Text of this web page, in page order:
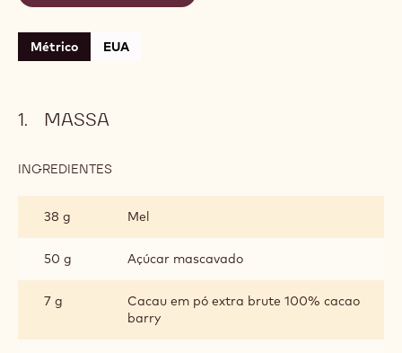
Métrico EUA
MASSA
INGREDIENTES
38 g
Mel
50 g Açúcar mascavado
7 g
Cacau em pó extra brute 100% cacao
barry